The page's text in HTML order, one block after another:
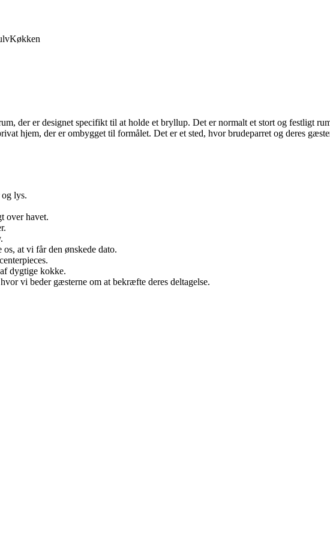
Køkken
der er designet specifikt til at holde et bryllup. Det er normalt et stort og festligt
hjem, der er ombygget til formålet. Det er et sted, hvor brudeparret og deres
lys.
over havet.
at vi får den ønskede dato.
dygtige kokke.
vi beder gæsterne om at bekræfte deres deltagelse.